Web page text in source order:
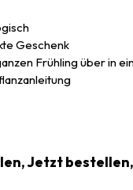
Geschenk
Frühling über in
Jetzt